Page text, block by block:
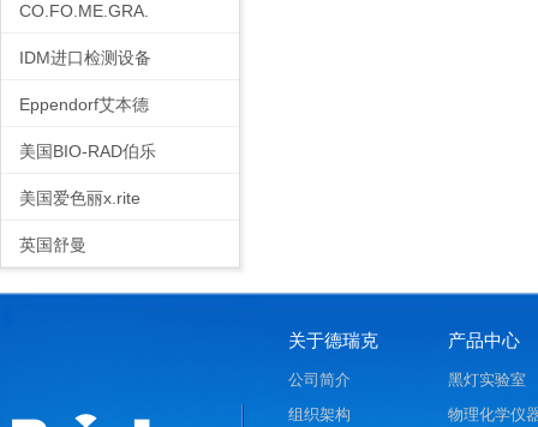
CO.FO.ME.GRA.
IDM进口检测设备
Eppendorf艾本德
美国BIO-RAD伯乐
美国爱色丽x.rite
英国舒曼
关于德瑞克
公司简介
组织架构
产品中心
黑灯实验室
物理化学仪